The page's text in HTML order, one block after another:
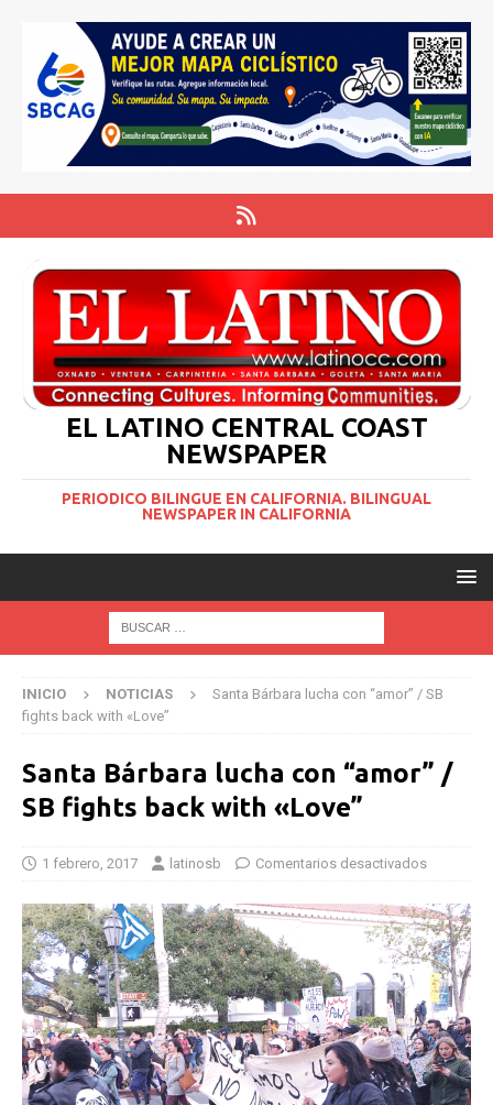
EL LATINO CENTRAL COAST
NEWSPAPER
PERIODICO BILINGUE EN CALIFORNIA. BILINGUAL
NEWSPAPER IN CALIFORNIA
INICIO NOTICIAS
Santa Bárbara lucha con “amor” / SB
fights back with «Love”
Santa Bárbara lucha con “amor” /
SB fights back with «Love”
1 febrero, 2017 latinosb Comentarios desactivados